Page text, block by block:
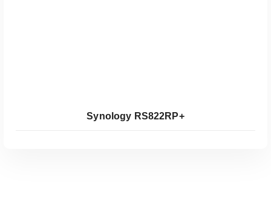
Synology RS822RP+